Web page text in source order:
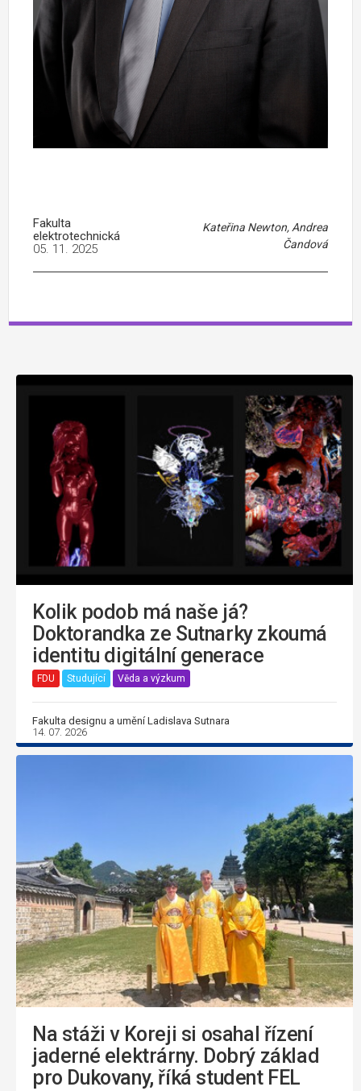
Fakulta
elektrotechnická
Kateřina Newton, Andrea
Čandová
05. 11. 2025
Kolik podob má naše já?
Doktorandka ze Sutnarky zkoumá
identitu digitální generace
FDU Studující Věda a výzkum
Fakulta designu a umění Ladislava Sutnara
14. 07. 2026
Na stáži v Koreji si osahal řízení
jaderné elektrárny. Dobrý základ
pro Dukovany, říká student FEL